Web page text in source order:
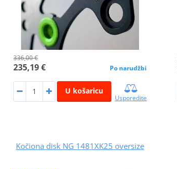
336,00 €
235,19 € Po narudžbi
U košaricu
Usporedite
Kočiona disk NG 1481XK25 oversize